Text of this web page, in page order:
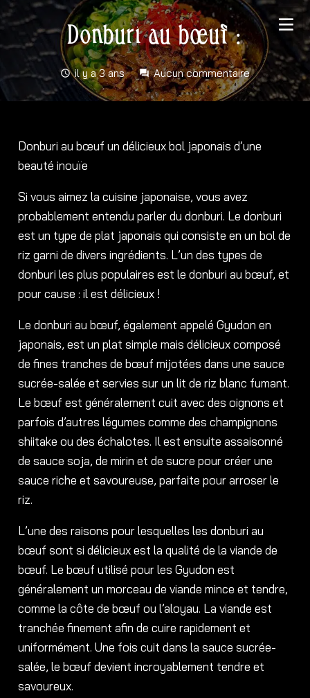
Donburi au bœuf :
schedule il y a 3 ans forum Aucun commentaire
Donburi au bœuf un délicieux bol japonais d’une
beauté inouïe
Si vous aimez la cuisine japonaise, vous avez
probablement entendu parler du donburi. Le donburi
est un type de plat japonais qui consiste en un bol de
riz garni de divers ingrédients. L’un des types de
donburi les plus populaires est le donburi au bœuf, et
pour cause : il est délicieux !
Le donburi au bœuf, également appelé Gyudon en
japonais, est un plat simple mais délicieux composé
de fines tranches de bœuf mijotées dans une sauce
sucrée-salée et servies sur un lit de riz blanc fumant.
Le bœuf est généralement cuit avec des oignons et
parfois d’autres légumes comme des champignons
shiitake ou des échalotes. Il est ensuite assaisonné
de sauce soja, de mirin et de sucre pour créer une
sauce riche et savoureuse, parfaite pour arroser le
riz.
L’une des raisons pour lesquelles les donburi au
bœuf sont si délicieux est la qualité de la viande de
bœuf. Le bœuf utilisé pour les Gyudon est
généralement un morceau de viande mince et tendre,
comme la côte de bœuf ou l’aloyau. La viande est
tranchée finement afin de cuire rapidement et
uniformément. Une fois cuit dans la sauce sucrée-
salée, le bœuf devient incroyablement tendre et
savoureux.